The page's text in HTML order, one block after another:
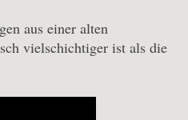
aus einer alten
vielschichtiger ist als die